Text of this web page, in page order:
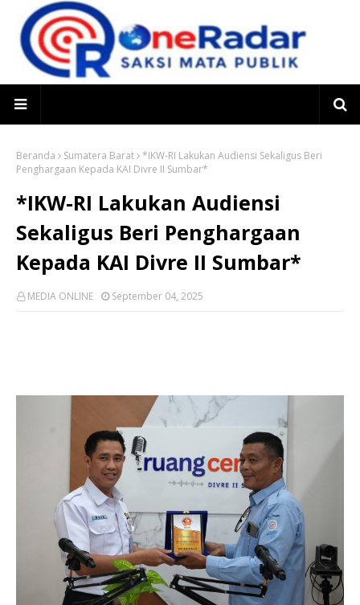
Beranda Sumatera Barat *IKW-RI Lakukan Audiensi Sekaligus Beri
Penghargaan Kepada KAI Divre II Sumbar*
*IKW-RI Lakukan Audiensi
Sekaligus Beri Penghargaan
Kepada KAI Divre II Sumbar*
MEDIA ONLINE September 04, 2025